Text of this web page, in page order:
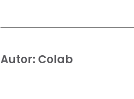
Autor: Colab